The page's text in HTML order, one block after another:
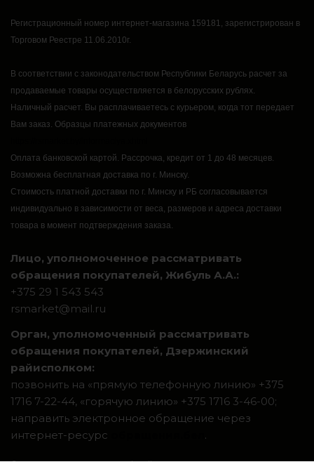
Регистрационный номер интернет-магазина 159181, зарегистрирован в
Торговом Реестре 11.06.2010г.
В соответствии с законодательством Республики Беларусь расчет за
продаваемые товары осуществляется в белорусских рублях.
Наличный расчет. Вы расплачиваетесь с курьером, когда тот передает
Вам заказ. Образцы платежных документов
Оплата банковской картой. Рассрочка, кредит от 1 до 48 месяцев.
Возможна бесплатная доставка по г. Минску.
Стоимость платной доставки по г. Минску и РБ согласовывается
индивидуально в зависимости от веса, размеров и адреса доставки
товара в момент подтверждения заказа.
Лицо, уполномоченное рассматривать
обращения покупателей, Жибуль А.А.:
+375 29 1 543 543
rsmarket@mail.ru
Орган, уполномоченный рассматривать
обращения покупателей, Дзержинский
райисполком:
позвонить на «прямую телефонную линию» +375
1716 7-22-44, «горячую линию» +375 1716 3-46-00;
направить электронное обращение через
интернет-ресурс
.
Система интернет-магазинов beseller